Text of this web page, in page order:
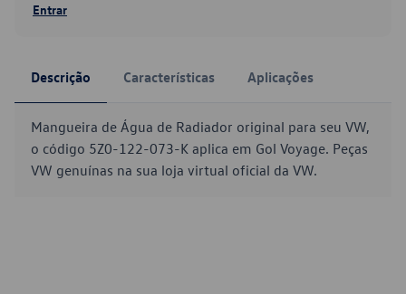
Entrar
Descrição Características Aplicações
Mangueira de Água de Radiador original para seu VW,
o código 5Z0-122-073-K aplica em Gol Voyage. Peças
VW genuínas na sua loja virtual oficial da VW.